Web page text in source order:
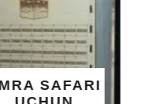
ALLOHNING
99 GO'ZAL
ISMLARI